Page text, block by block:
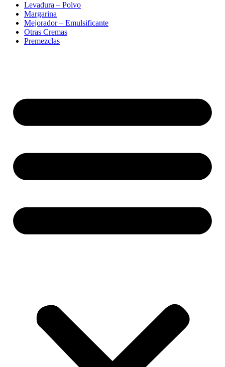
Levadura – Polvo
Margarina
Mejorador – Emulsificante
Otras Cremas
Premezclas